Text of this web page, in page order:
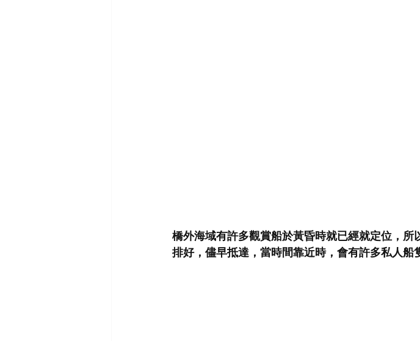
橋外海域有許多觀賞船於黃昏時就已經就定位，
排好，儘早抵達，當時間靠近時，會有許多私人船